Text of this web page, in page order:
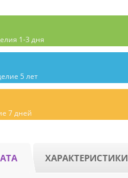
1-3 дня
5 лет
7 дней
ХАРАКТЕРИСТИКИ